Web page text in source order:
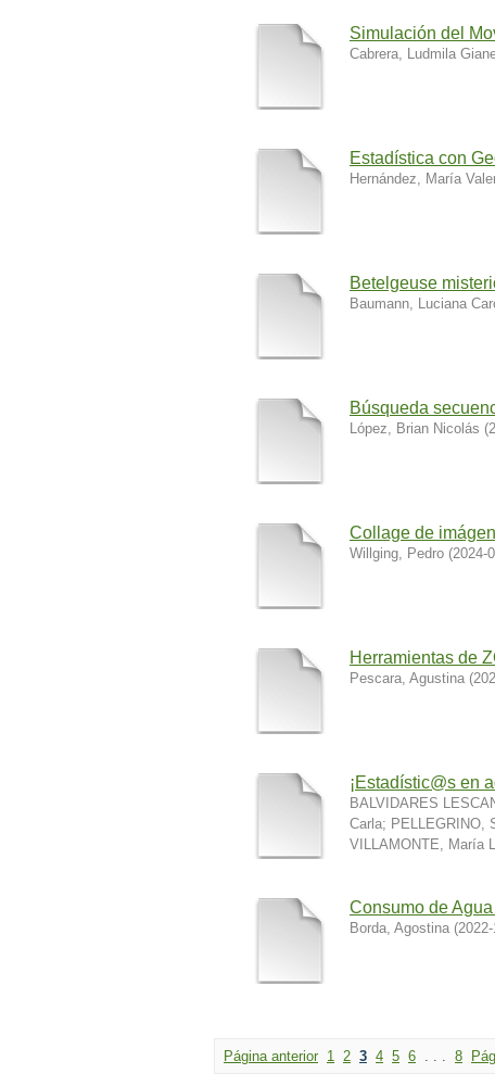
Simulación del
Cabrera, Ludmila
Estadística con
Hernández, María
Betelgeuse
Baumann, Luciana
Búsqueda
López, Brian Nicolás (
Collage de
Willging, Pedro (2024-
Herramientas de
Pescara, Agustina (
¡Estadístic@s en
BALVIDARES
Carla; PELLEGRINO,
VILLAMONTE, María
Consumo de
Borda, Agostina (
Página anterior 1 2 3 4 5 6 . . . 8